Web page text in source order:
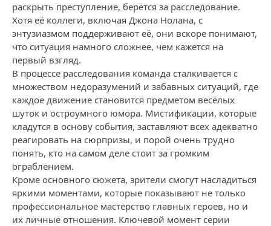
раскрыть преступление, берётся за расследование.
Хотя её коллеги, включая Джона Нолана, с
энтузиазмом поддерживают её, они вскоре понимают,
что ситуация намного сложнее, чем кажется на
первый взгляд.
В процессе расследования команда сталкивается с
множеством недоразумений и забавных ситуаций, где
каждое движение становится предметом весёлых
шуток и остроумного юмора. Мистификации, которые
кладутся в основу события, заставляют всех адекватно
реагировать на сюрпризы, и порой очень трудно
понять, кто на самом деле стоит за громким
ограблением.
Кроме основного сюжета, зрители смогут насладиться
яркими моментами, которые показывают не только
профессиональное мастерство главных героев, но и
их личные отношения. Ключевой момент серии